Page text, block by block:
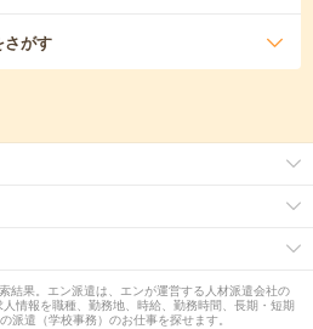
さがす
結果。エン派遣は、エンが運営する人材派遣会社の
情報を職種、勤務地、時給、勤務時間、長期・短期
派遣（学校事務）のお仕事を探せます。